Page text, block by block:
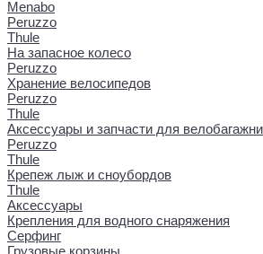
Menabo
Peruzzo
Thule
На запасное колесо
Peruzzo
Хранение велосипедов
Peruzzo
Thule
Аксессуары и запчасти для
Peruzzo
Thule
Крепеж лыж и сноубордов
Thule
Аксессуары
Крепления для водного снаряжения
Серфинг
Грузовые корзины